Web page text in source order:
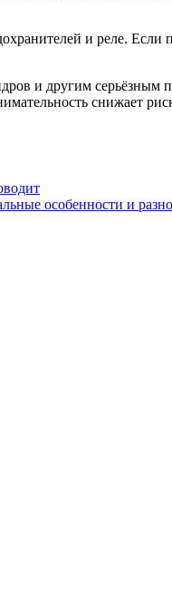
и реле. Если
и другим
снижает
особенности и